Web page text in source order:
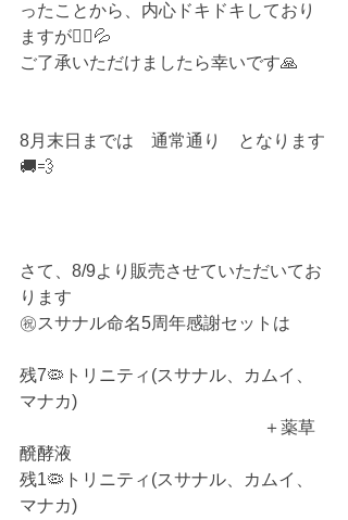
ったことから、内心ドキドキしており
ますが🙇‍♂️💦
ご了承いただけましたら幸いです🙏
8月末日までは　通常通り　となります
🚚💨
さて、8/9より販売させていただいてお
ります
㊗️スサナル命名5周年感謝セットは
残7🦠トリニティ(スサナル、カムイ、
マナカ)
＋薬草
醗酵液
残1🦠トリニティ(スサナル、カムイ、
マナカ)